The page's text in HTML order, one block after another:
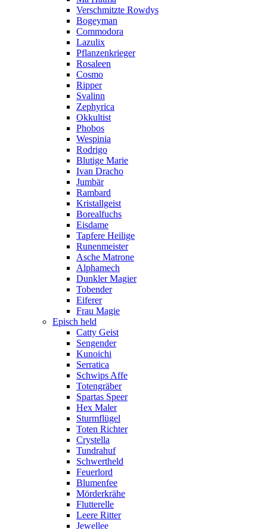
Verschmitzte Rowdys
Bogeyman
Commodora
Lazulix
Pflanzenkrieger
Rosaleen
Cosmo
Ripper
Svalinn
Zephyrica
Okkultist
Phobos
Wespinia
Rodrigo
Blutige Marie
Ivan Dracho
Jumbär
Rambard
Kristallgeist
Borealfuchs
Eisdame
Tapfere Heilige
Runenmeister
Asche Matrone
Alphamech
Dunkler Magier
Tobender
Eiferer
Frau Magie
Episch held
Catty Geist
Sengender
Kunoichi
Serratica
Schwips Affe
Totengräber
Spartas Speer
Hex Maler
Sturmflügel
Toten Richter
Crystella
Tundrahuf
Schwertheld
Feuerlord
Blumenfee
Mörderkrähe
Flutterelle
Leere Ritter
Jewellee